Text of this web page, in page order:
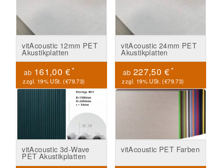
vitAcoustic 12mm PET
Akustikplatten
ab 161,00 €*
zzgl. 19% USt. (€79.73)
vitAcoustic 24mm PET
Akustikplatten
ab 227,50 €*
zzgl. 19% USt. (€79.73)
vitAcoustic 3d-Wave
PET Akustikplatten
vitAcoustic PET Farben